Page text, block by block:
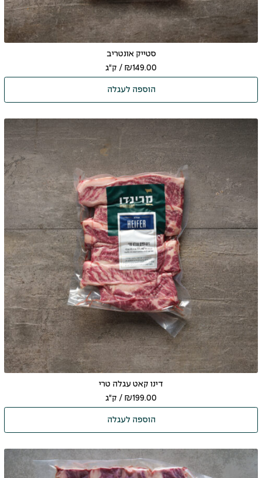
סטייק אונטריב
₪149.00 / ק"ג
הוספה לעגלה
דינו קאט עגלה טרי
₪199.00 / ק"ג
הוספה לעגלה